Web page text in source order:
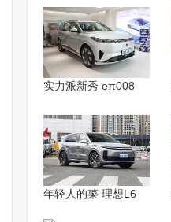
实力派新秀 eπ008
年轻人的菜 理想L6